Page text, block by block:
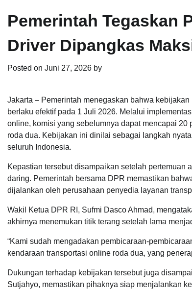
Pemerintah Tegaskan
Driver Dipangkas
Posted on Juni 27, 2026 by
Jakarta – Pemerintah menegaskan bahwa
berlaku efektif pada 1 Juli 2026. Melalui
online, komisi yang sebelumnya dapat mencapai
roda dua. Kebijakan ini dinilai sebagai langkah
seluruh Indonesia.
Kepastian tersebut disampaikan setelah pertemuan
daring. Pemerintah bersama DPR memastikan
dijalankan oleh perusahaan penyedia layanan
Wakil Ketua DPR RI, Sufmi Dasco Ahmad,
akhirnya menemukan titik terang setelah lama
“Kami sudah mengadakan pembicaraan-
kendaraan transportasi online roda dua, yang
Dukungan terhadap kebijakan tersebut juga
Sutjahyo, memastikan pihaknya siap menjalankan